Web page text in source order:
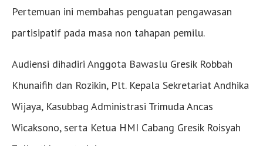
Pertemuan ini membahas penguatan pengawasan
partisipatif pada masa non tahapan pemilu.
Audiensi dihadiri Anggota Bawaslu Gresik Robbah
Khunaifih dan Rozikin, Plt. Kepala Sekretariat Andhika
Wijaya, Kasubbag Administrasi Trimuda Ancas
Wicaksono, serta Ketua HMI Cabang Gresik Roisyah